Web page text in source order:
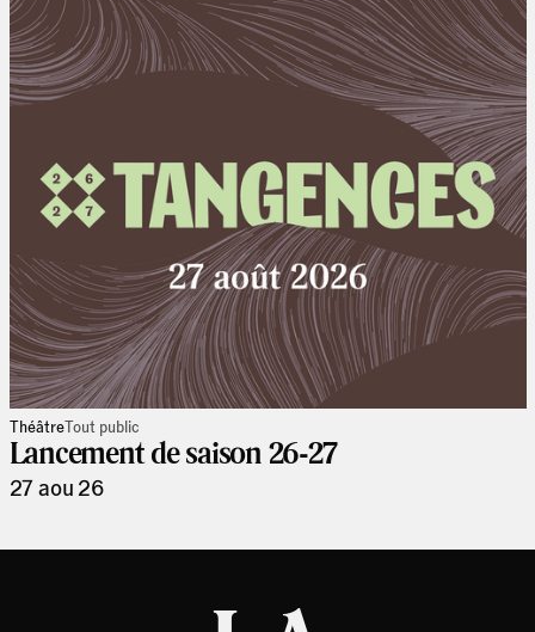
ThéâtreTout public
Lancement de saison 26-27
27 aou 26